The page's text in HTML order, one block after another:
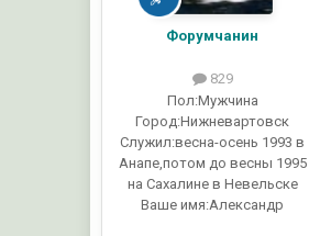
Форумчанин
829
Пол:Мужчина
Город:Нижневартовск
Служил:весна-осень 1993 в
Анапе,потом до весны 1995
на Сахалине в Невельске
Ваше имя:Александр